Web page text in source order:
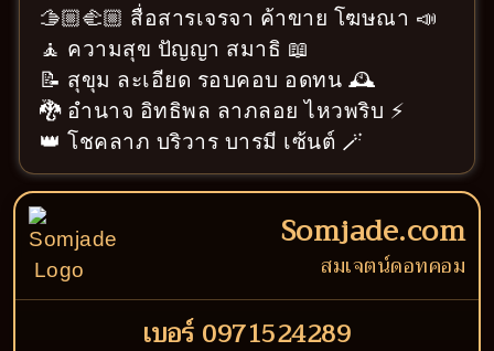
🫱🏼‍🫲🏼 สื่อสารเจรจา ค้าขาย โฆษณา 📣
🧘 ความสุข ปัญญา สมาธิ 📖
📝 สุขุม ละเอียด รอบคอบ อดทน 🕰️
🐉 อำนาจ อิทธิพล ลาภลอย ไหวพริบ ⚡
👑 โชคลาภ บริวาร บารมี เซ้นต์ 🪄
Somjade.com
สมเจตน์ดอทคอม
เบอร์ 0971524289